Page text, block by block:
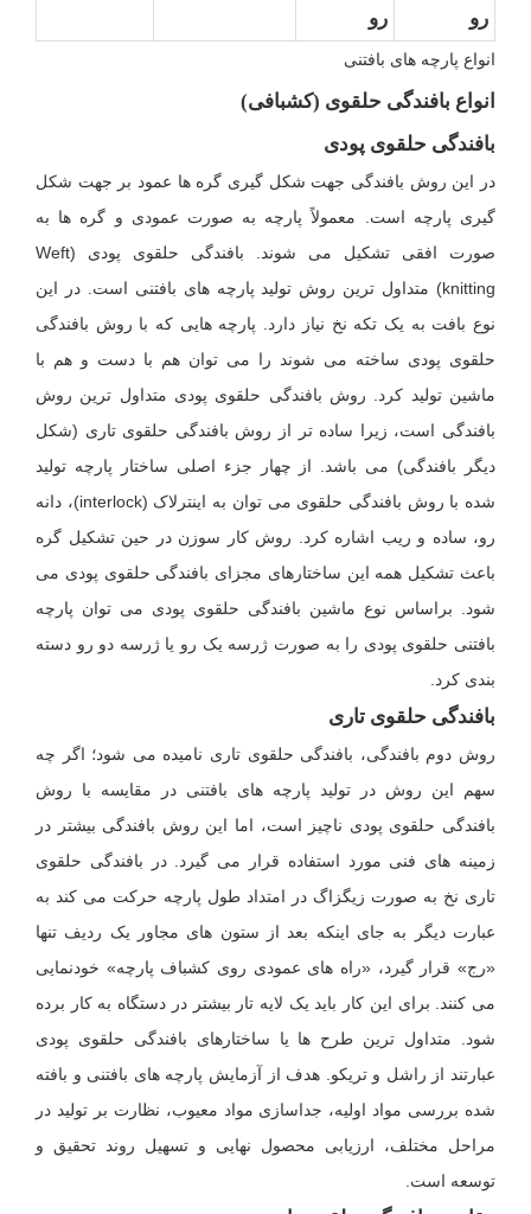
رو
رو
انواع پارچه های بافتنی
انواع بافندگی حلقوی (کشبافی)
بافندگی حلقوی پودی
در این روش بافندگی جهت شکل گیری گره ها عمود بر جهت شکل
گیری پارچه است. معمولاً پارچه به صورت عمودی و گره ها به
صورت افقی تشکیل می شوند. بافندگی حلقوی پودی (Weft
knitting) متداول ترین روش تولید پارچه های بافتنی است. در این
نوع بافت به یک تکه نخ نیاز دارد. پارچه هایی که با روش بافندگی
حلقوی پودی ساخته می شوند را می توان هم با دست و هم با
ماشین تولید کرد. روش بافندگی حلقوی پودی متداول ترین روش
بافندگی است، زیرا ساده تر از روش بافندگی حلقوی تاری (شکل
دیگر بافندگی) می باشد. از چهار جزء اصلی ساختار پارچه تولید
شده با روش بافندگی حلقوی می توان به اینترلاک (interlock)، دانه
رو، ساده و ریب اشاره کرد. روش کار سوزن در حین تشکیل گره
باعث تشکیل همه این ساختارهای مجزای بافندگی حلقوی پودی می
شود. براساس نوع ماشین بافندگی حلقوی پودی می توان پارچه
بافتنی حلقوی پودی را به صورت ژرسه یک رو یا ژرسه دو رو دسته
بندی کرد.
بافندگی حلقوی تاری
روش دوم بافندگی، بافندگی حلقوی تاری نامیده می شود؛ اگر چه
سهم این روش در تولید پارچه های بافتنی در مقایسه با روش
بافندگی حلقوی پودی ناچیز است، اما این روش بافندگی بیشتر در
زمینه های فنی مورد استفاده قرار می گیرد. در بافندگی حلقوی
تاری نخ به صورت زیگزاگ در امتداد طول پارچه حرکت می کند به
عبارت دیگر به جای اینکه بعد از ستون های مجاور یک ردیف تنها
«رج» قرار گیرد، «راه های عمودی روی کشباف پارچه» خودنمایی
می کنند. برای این کار باید یک لایه تار بیشتر در دستگاه به کار برده
شود. متداول ترین طرح ها یا ساختارهای بافندگی حلقوی پودی
عبارتند از راشل و تریکو. هدف از آزمایش پارچه های بافتنی و بافته
شده بررسی مواد اولیه، جداسازی مواد معیوب، نظارت بر تولید در
مراحل مختلف، ارزیابی محصول نهایی و تسهیل روند تحقیق و
توسعه است.